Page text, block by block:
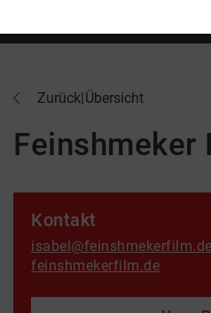
Zurück|Übersicht
Feinshmeker
Kontakt
isabel@feinshmekerfilm.de
feinshmekerfilm.de